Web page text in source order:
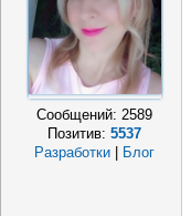
Сообщений: 2589
Позитив: 5537
Разработки | Блог